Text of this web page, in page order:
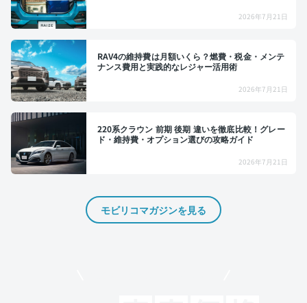
2026年7月21日
RAV4の維持費は月額いくら？燃費・税金・メンテ
ナンス費用と実践的なレジャー活用術
2026年7月21日
220系クラウン 前期 後期 違いを徹底比較！グレー
ド・維持費・オプション選びの攻略ガイド
2026年7月21日
モビリコマガジンを見る